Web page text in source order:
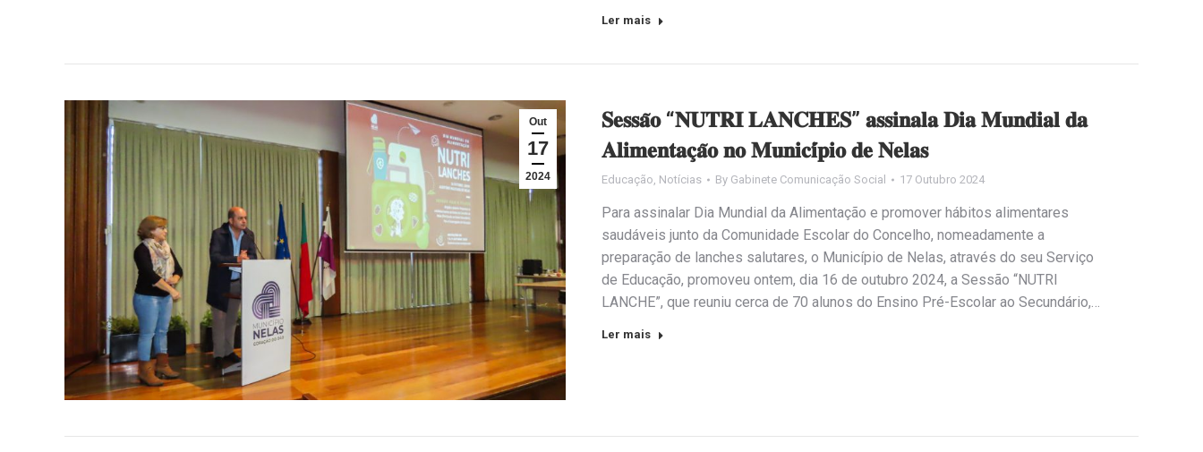
Ler mais
Out
17
2024
𝐒𝐞𝐬𝐬𝐚̃𝐨 “𝐍𝐔𝐓𝐑𝐈 𝐋𝐀𝐍𝐂𝐇𝐄𝐒” 𝐚𝐬𝐬𝐢𝐧𝐚𝐥𝐚 𝐃𝐢𝐚 𝐌𝐮𝐧𝐝𝐢𝐚𝐥 𝐝𝐚
𝐀𝐥𝐢𝐦𝐞𝐧𝐭𝐚𝐜̧𝐚̃𝐨 𝐧𝐨 𝐌𝐮𝐧𝐢𝐜𝐢́𝐩𝐢𝐨 𝐝𝐞 𝐍𝐞𝐥𝐚𝐬
Educação Notícias By Gabinete Comunicação Social 17 Outubro 2024
Para assinalar Dia Mundial da Alimentação e promover hábitos alimentares
saudáveis junto da Comunidade Escolar do Concelho, nomeadamente a
preparação de lanches salutares, o Município de Nelas, através do seu Serviço
de Educação, promoveu ontem, dia 16 de outubro 2024, a Sessão “NUTRI
LANCHE”, que reuniu cerca de 70 alunos do Ensino Pré-Escolar ao Secundário,…
Ler mais